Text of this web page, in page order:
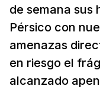
de semana sus
Pérsico con
amenazas
en riesgo el
alcanzado